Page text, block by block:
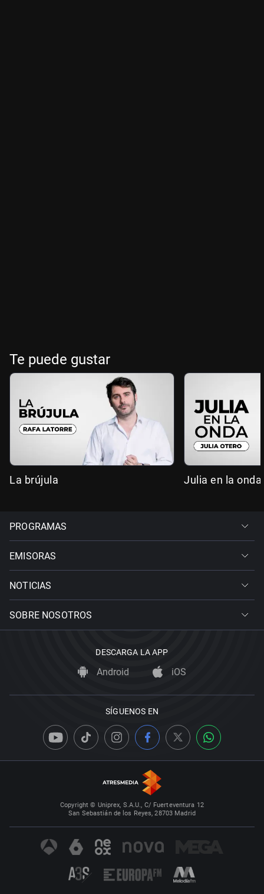
Te puede gustar
La brújula Julia en la onda
PROGRAMAS
EMISORAS
NOTICIAS
SOBRE NOSOTROS
DESCARGA LA APP
Android iOS
SÍGUENOS EN
Copyright © Uniprex, S.A.U., C/ Fuerteventura 12
San Sebastián de los Reyes, 28703 Madrid